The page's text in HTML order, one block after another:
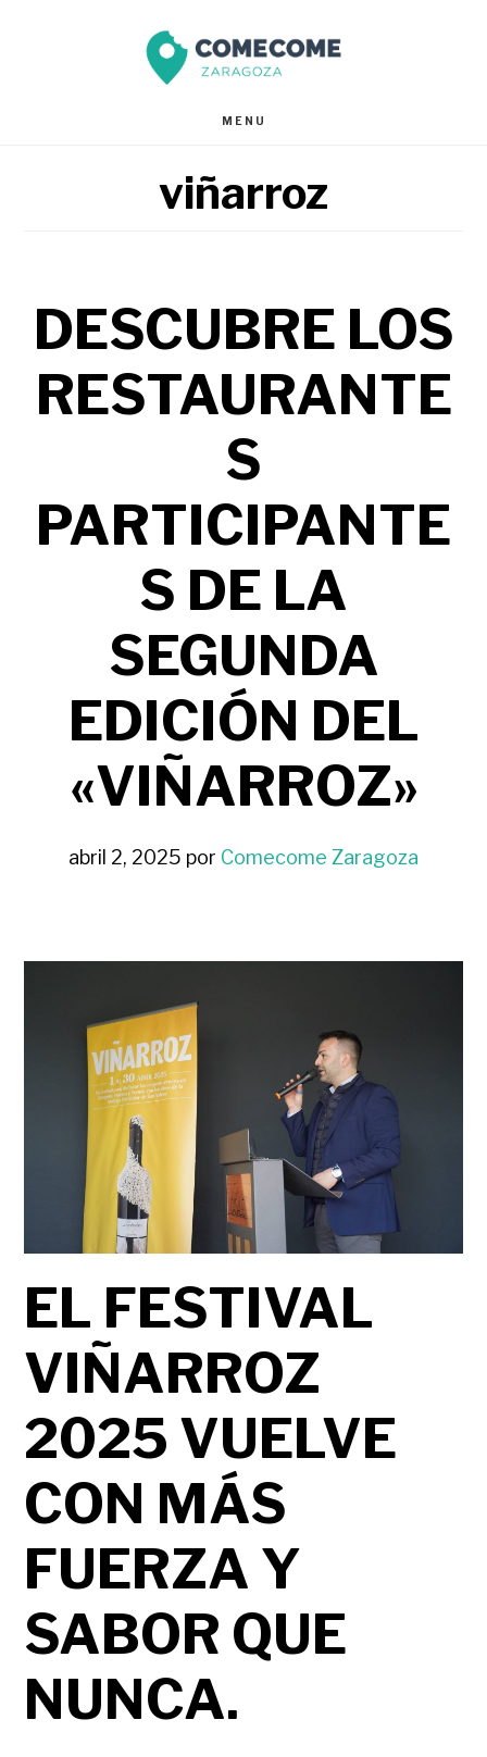
MENU
viñarroz
DESCUBRE LOS
RESTAURANTE
S
PARTICIPANTE
S DE LA
SEGUNDA
EDICIÓN DEL
«VIÑARROZ»
abril 2, 2025 por Comecome Zaragoza
EL FESTIVAL
VIÑARROZ
2025 VUELVE
CON MÁS
FUERZA Y
SABOR QUE
NUNCA.